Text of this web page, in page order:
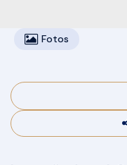
Fotos